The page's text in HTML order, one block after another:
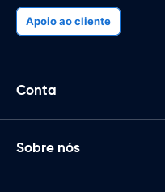
Apoio ao cliente
Conta
Sobre nós